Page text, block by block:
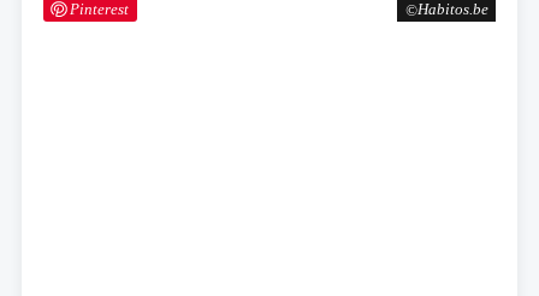
Habitos.be
Pinterest